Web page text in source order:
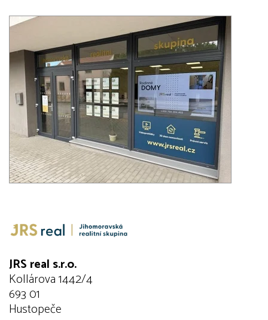
JRS real s.r.o.
Kollárova 1442/4
693 01
Hustopeče